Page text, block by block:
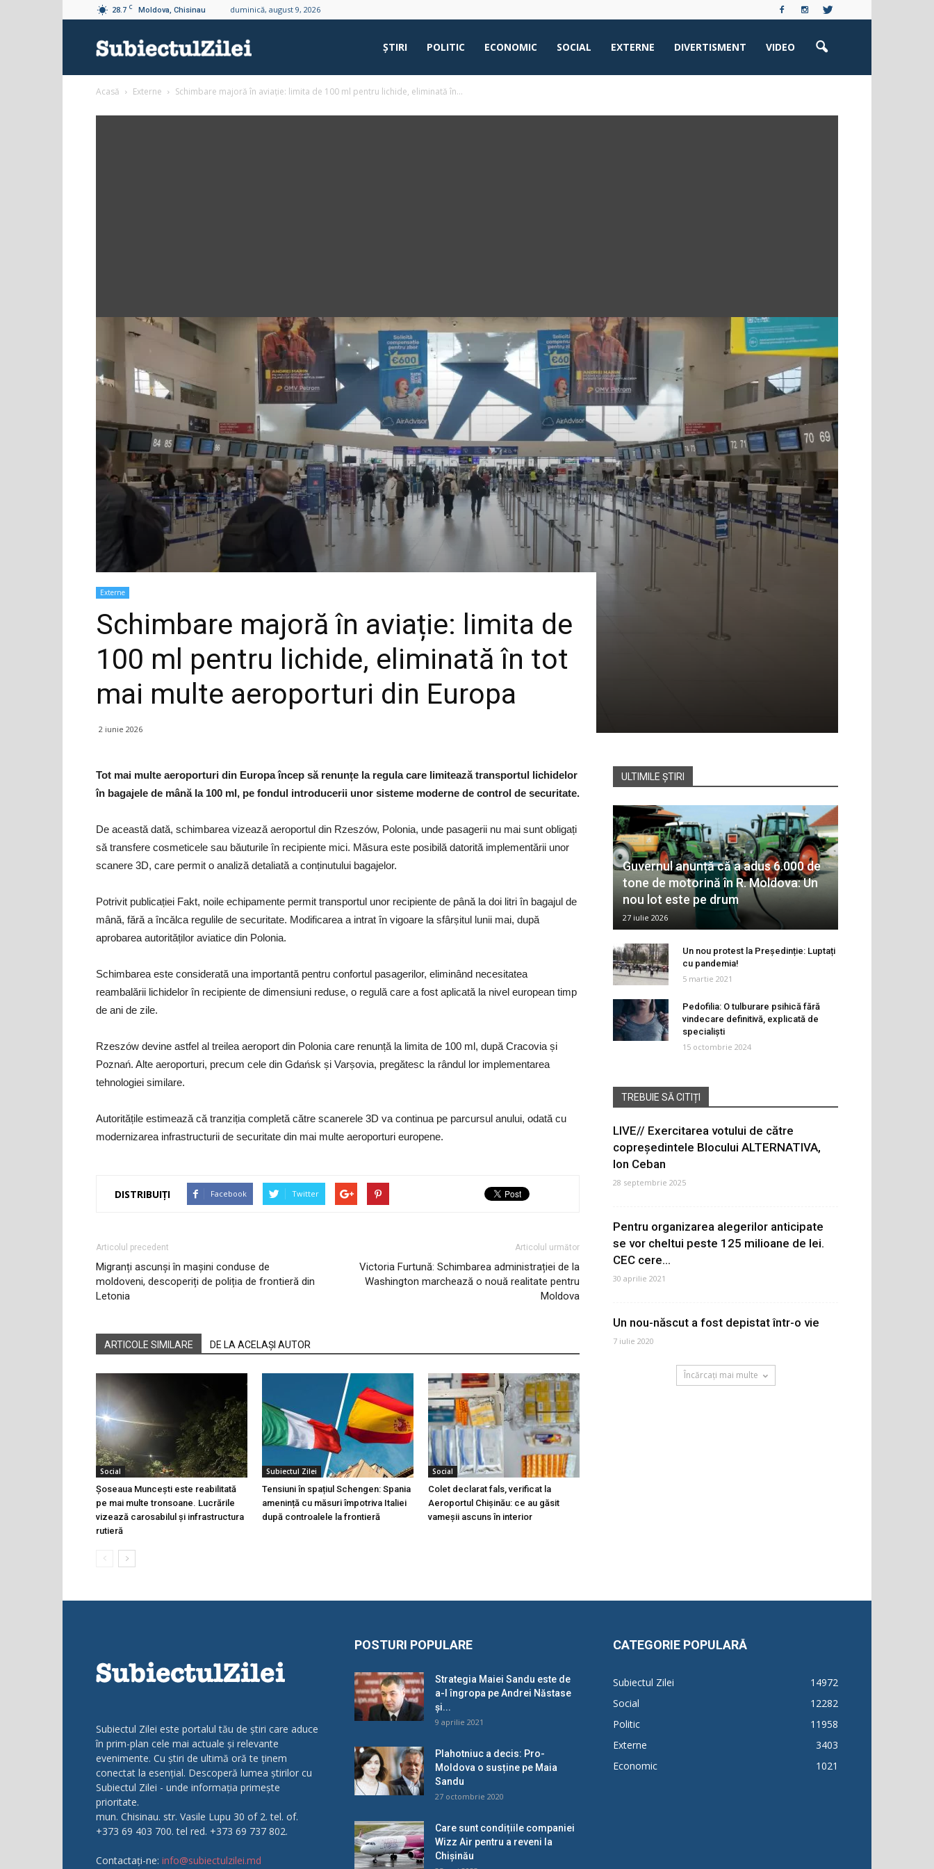
28.7 C Moldova, Chisinau duminică, august 9, 2026
ŞTIRI POLITIC ECONOMIC SOCIAL EXTERNE DIVERTISMENT VIDEO
Acasă Externe Schimbare majoră în aviație: limita de 100 ml pentru lichide, eliminată în...
Externe
Schimbare majoră în aviație: limita de
100 ml pentru lichide, eliminată în tot
mai multe aeroporturi din Europa
2 iunie 2026
Tot mai multe aeroporturi din Europa încep să renunțe la regula care limitează transportul lichidelor
în bagajele de mână la 100 ml, pe fondul introducerii unor sisteme moderne de control de securitate.
De această dată, schimbarea vizează aeroportul din Rzeszów, Polonia, unde pasagerii nu mai sunt obligați
să transfere cosmeticele sau băuturile în recipiente mici. Măsura este posibilă datorită implementării unor
scanere 3D, care permit o analiză detaliată a conținutului bagajelor.
Potrivit publicației Fakt, noile echipamente permit transportul unor recipiente de până la doi litri în bagajul de
mână, fără a încălca regulile de securitate. Modificarea a intrat în vigoare la sfârșitul lunii mai, după
aprobarea autorităților aviatice din Polonia.
Schimbarea este considerată una importantă pentru confortul pasagerilor, eliminând necesitatea
reambalării lichidelor în recipiente de dimensiuni reduse, o regulă care a fost aplicată la nivel european timp
de ani de zile.
Rzeszów devine astfel al treilea aeroport din Polonia care renunță la limita de 100 ml, după Cracovia și
Poznań. Alte aeroporturi, precum cele din Gdańsk și Varșovia, pregătesc la rândul lor implementarea
tehnologiei similare.
Autoritățile estimează că tranziția completă către scanerele 3D va continua pe parcursul anului, odată cu
modernizarea infrastructurii de securitate din mai multe aeroporturi europene.
DISTRIBUIȚI Facebook Twitter
Articolul precedent
Migranți ascunși în mașini conduse de
moldoveni, descoperiți de poliția de frontieră din
Letonia
Articolul următor
Victoria Furtună: Schimbarea administrației de la
Washington marchează o nouă realitate pentru
Moldova
ARTICOLE SIMILARE DE LA ACELAȘI AUTOR
Social
Șoseaua Muncești este reabilitată
pe mai multe tronsoane. Lucrările
vizează carosabilul și infrastructura
rutieră
Subiectul Zilei
Tensiuni în spațiul Schengen: Spania
amenință cu măsuri împotriva Italiei
după controalele la frontieră
Social
Colet declarat fals, verificat la
Aeroportul Chișinău: ce au găsit
vameșii ascuns în interior
ULTIMILE ȘTIRI
Guvernul anunță că a adus 6.000 de
tone de motorină în R. Moldova: Un
nou lot este pe drum
27 iulie 2026
Un nou protest la Președinție: Luptați
cu pandemia!
5 martie 2021
Pedofilia: O tulburare psihică fără
vindecare definitivă, explicată de
specialiști
15 octombrie 2024
TREBUIE SĂ CITIȚI
LIVE// Exercitarea votului de către
copreședintele Blocului ALTERNATIVA,
Ion Ceban
28 septembrie 2025
Pentru organizarea alegerilor anticipate
se vor cheltui peste 125 milioane de lei.
CEC cere...
30 aprilie 2021
Un nou-născut a fost depistat într-o vie
7 iulie 2020
Încărcați mai multe
Subiectul Zilei este portalul tău de știri care aduce
în prim-plan cele mai actuale și relevante
evenimente. Cu știri de ultimă oră te ținem
conectat la esențial. Descoperă lumea știrilor cu
Subiectul Zilei - unde informația primește
prioritate.
mun. Chisinau. str. Vasile Lupu 30 of 2. tel. of.
+373 69 403 700. tel red. +373 69 737 802.
Contactați-ne: info@subiectulzilei.md
POSTURI POPULARE
Strategia Maiei Sandu este de
a-l îngropa pe Andrei Năstase
și...
9 aprilie 2021
Plahotniuc a decis: Pro-
Moldova o susține pe Maia
Sandu
27 octombrie 2020
Care sunt condițiile companiei
Wizz Air pentru a reveni la
Chișinău
CATEGORIE POPULARĂ
Subiectul Zilei
14972
Social
12282
Politic
11958
Externe
3403
Economic
1021